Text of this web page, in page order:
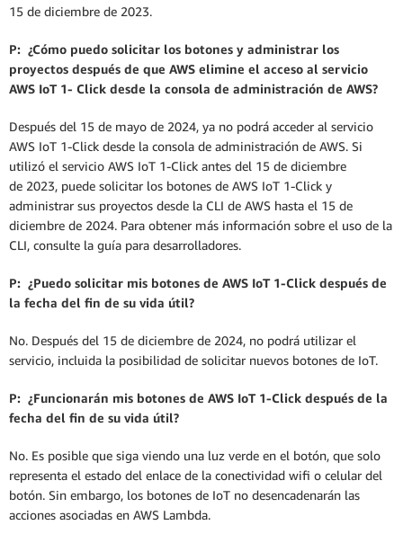
15 de diciembre de 2023.
P: ¿Cómo puedo solicitar los botones y administrar los
proyectos después de que AWS elimine el acceso al servicio
AWS IoT 1- Click desde la consola de administración de AWS?
Después del 15 de mayo de 2024, ya no podrá acceder al servicio
AWS IoT 1-Click desde la consola de administración de AWS. Si
utilizó el servicio AWS IoT 1-Click antes del 15 de diciembre
de 2023, puede solicitar los botones de AWS IoT 1-Click y
administrar sus proyectos desde la CLI de AWS hasta el 15 de
diciembre de 2024. Para obtener más información sobre el uso de la
CLI, consulte la guía para desarrolladores.
P: ¿Puedo solicitar mis botones de AWS IoT 1-Click después de
la fecha del fin de su vida útil?
No. Después del 15 de diciembre de 2024, no podrá utilizar el
servicio, incluida la posibilidad de solicitar nuevos botones de IoT.
P: ¿Funcionarán mis botones de AWS IoT 1-Click después de la
fecha del fin de su vida útil?
No. Es posible que siga viendo una luz verde en el botón, que solo
representa el estado del enlace de la conectividad wifi o celular del
botón. Sin embargo, los botones de IoT no desencadenarán las
acciones asociadas en AWS Lambda.